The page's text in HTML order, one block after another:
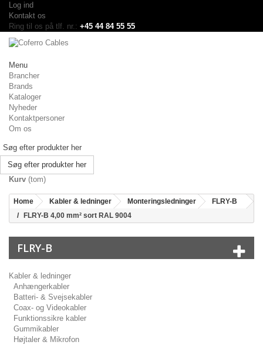
Log ind
Kontakt os
Ring til os på tlf. nr.: +45 44 84 55 55
Menu
Brancher
Brands
Kataloger
Nyheder
Kontaktpersoner
Om os
Søg efter produkter her
Kurv (tom)
Home Kabler & ledninger Monteringsledninger
FLRY-B
FLRY-B 4,00 mm² sort RAL 9004
FLRY-B
Kabler & ledninger
Anhængerkabler
Batteri- & Svejsekabler
Coax- og Videokabler
Funktionssikre kabler
Gummikabler
Højtaler & Mikrofon